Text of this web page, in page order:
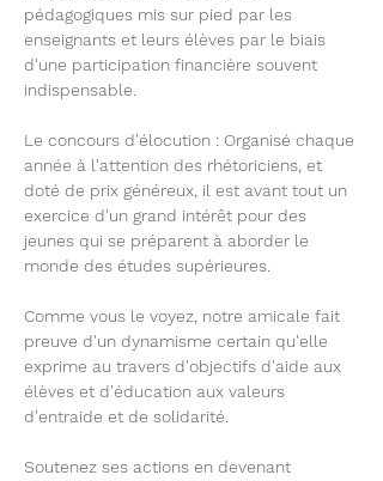
pédagogiques mis sur pied par les
enseignants et leurs élèves par le biais
d'une participation financière souvent
indispensable.
Le concours d'élocution : Organisé chaque
année à l'attention des rhétoriciens, et
doté de prix généreux, il est avant tout un
exercice d'un grand intérêt pour des
jeunes qui se préparent à aborder le
monde des études supérieures.
Comme vous le voyez, notre amicale fait
preuve d'un dynamisme certain qu'elle
exprime au travers d'objectifs d'aide aux
élèves et d'éducation aux valeurs
d'entraide et de solidarité.
Soutenez ses actions en devenant